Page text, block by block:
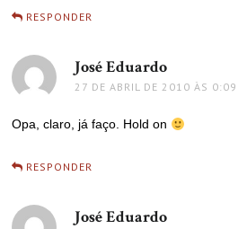
RESPONDER
José Eduardo
27 DE ABRIL DE 2010 ÀS 0:09
Opa, claro, já faço. Hold on
RESPONDER
José Eduardo